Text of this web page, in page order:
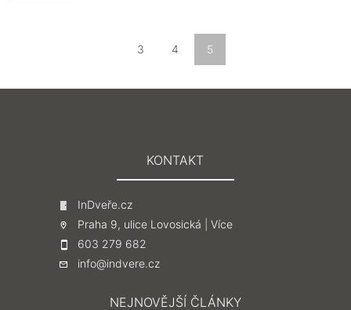
3 4 5
KONTAKT
InDveře.cz
Praha 9, ulice Lovosická | Více
603 279 682
info@indvere.cz
NEJNOVĚJŠÍ ČLÁNKY